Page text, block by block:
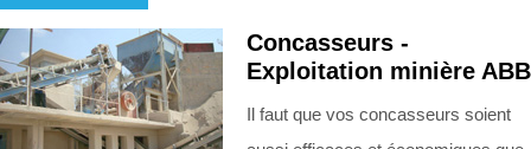
Concasseurs -
Exploitation minière ABB
Il faut que vos concasseurs soient